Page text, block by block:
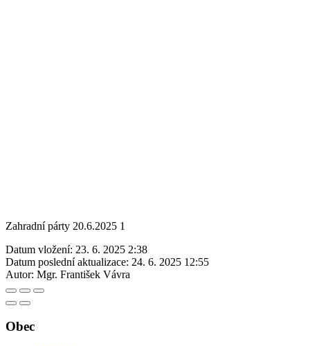
Zahradní párty 20.6.2025 1
Datum vložení: 23. 6. 2025 2:38
Datum poslední aktualizace: 24. 6. 2025 12:55
Autor: Mgr. František Vávra
Obec